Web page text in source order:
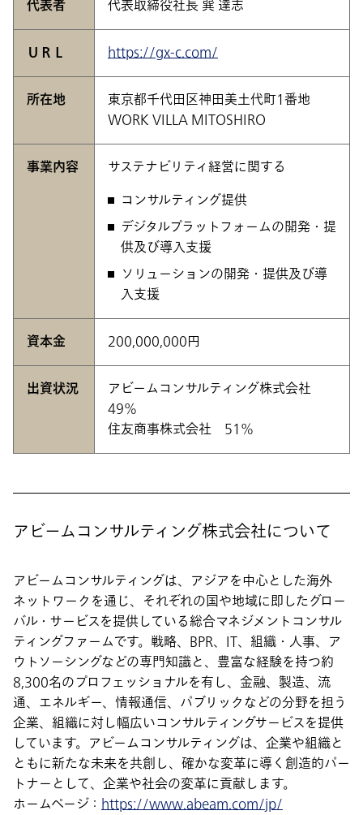
代表者 代表取締役社長 巽 達志
ＵＲＬ https://gx-c.com/
所在地
東京都千代田区神田美土代町1番地
WORK VILLA MITOSHIRO
事業内容
サステナビリティ経営に関する
コンサルティング提供
デジタルプラットフォームの開発・提
供及び導入支援
ソリューションの開発・提供及び導
入支援
資本金 200,000,000円
出資状況
アビームコンサルティング株式会社
49％
住友商事株式会社 51％
アビームコンサルティング株式会社について
アビームコンサルティングは、アジアを中心とした海外
ネットワークを通じ、それぞれの国や地域に即したグロー
バル・サービスを提供している総合マネジメントコンサル
ティングファームです。戦略、BPR、IT、組織・人事、ア
ウトソーシングなどの専門知識と、豊富な経験を持つ約
8,300名のプロフェッショナルを有し、金融、製造、流
通、エネルギー、情報通信、パブリックなどの分野を担う
企業、組織に対し幅広いコンサルティングサービスを提供
しています。アビームコンサルティングは、企業や組織と
ともに新たな未来を共創し、確かな変革に導く創造的パー
トナーとして、企業や社会の変革に貢献します。
ホームページ： https://www.abeam.com/jp/